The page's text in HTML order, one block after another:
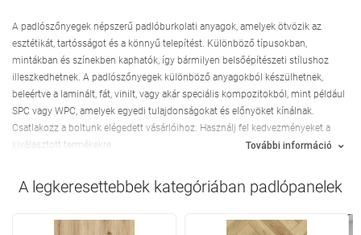
A padlószőnyegek népszerű padlóburkolati anyagok, amelyek ötvözik az
esztétikát, tartósságot és a könnyű telepítést. Különböző típusokban,
mintákban és színekben kaphatók, így bármilyen belsőépítészeti stílushoz
illeszkedhetnek. A padlószőnyegek különböző anyagokból készülhetnek,
beleértve a laminált, fát, vinilt, vagy akár speciális kompozitokból, mint például
SPC vagy WPC, amelyek egyedi tulajdonságokat és előnyöket kínálnak.
Csatlakozz a boltunk elégedett vásárlóihoz. Használj fel kedvezményeket a
kiválasztott termékekre.
További információ
A legkeresettebbek kategóriában padlópanelek